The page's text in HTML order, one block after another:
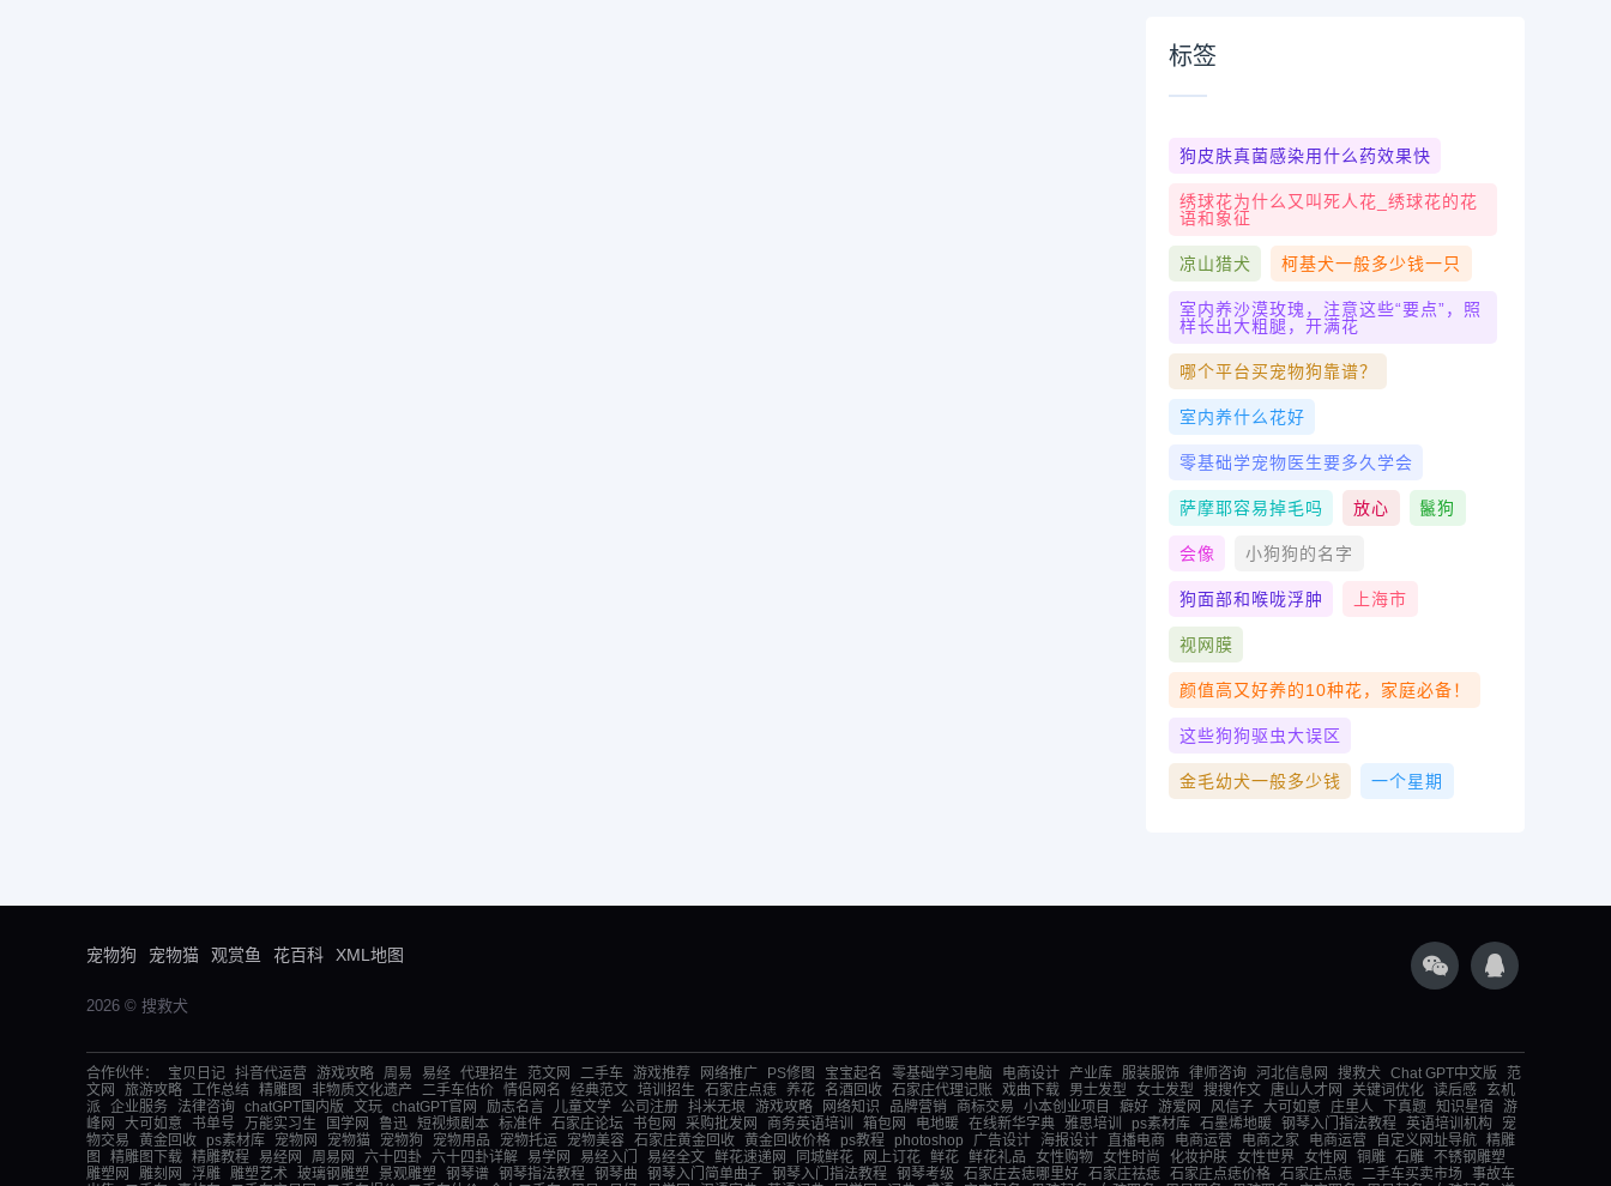
标签
狗皮肤真菌感染用什么药效果快
绣球花为什么又叫死人花_绣球花的花
语和象征
凉山猎犬 柯基犬一般多少钱一只
室内养沙漠玫瑰，注意这些“要点”，照
样长出大粗腿，开满花
哪个平台买宠物狗靠谱？
室内养什么花好
零基础学宠物医生要多久学会
萨摩耶容易掉毛吗 放心 鬣狗
会像 小狗狗的名字
狗面部和喉咙浮肿 上海市
视网膜
颜值高又好养的10种花，家庭必备！
这些狗狗驱虫大误区
金毛幼犬一般多少钱 一个星期
宠物狗 宠物猫 观赏鱼 花百科 XML地图
2026 © 搜救犬
合作伙伴： 宝贝日记 抖音代运营 游戏攻略 周易 易经 代理招生 范文网 二手车 游戏推荐 网络推广 PS修图 宝宝起名 零基础学习电脑 电商设计 产业库 服装服饰 律师咨询 河北信息网 搜救犬 Chat GPT中文版
范
文网
旅游攻略 工作总结 精雕图 非物质文化遗产 二手车估价 情侣网名 经典范文 培训招生 石家庄点痣 养花 名酒回收 石家庄代理记账 戏曲下载 男士发型 女士发型 搜搜作文 唐山人才网 关键词优化 读后感 玄机
派
企业服务 法律咨询 chatGPT国内版 文玩 chatGPT官网 励志名言 儿童文学 公司注册 抖米无垠 游戏攻略 网络知识 品牌营销 商标交易 小本创业项目 癖好 游爱网 风信子 大可如意 庄里人 下真题 知识星宿
游
峰网
大可如意 书单号 万能实习生 国学网 鲁迅 短视频剧本 标准件 石家庄论坛 书包网 采购批发网 商务英语培训 箱包网 电地暖 在线新华字典 雅思培训 ps素材库 石墨烯地暖 钢琴入门指法教程 英语培训机构
宠
物交易
黄金回收 ps素材库 宠物网 宠物猫 宠物狗 宠物用品 宠物托运 宠物美容 石家庄黄金回收 黄金回收价格 ps教程 photoshop 广告设计 海报设计 直播电商 电商运营 电商之家 电商运营 自定义网址导航 精雕
图
精雕图下载 精雕教程 易经网 周易网 六十四卦 六十四卦详解 易学网 易经入门 易经全文 鲜花速递网 同城鲜花 网上订花 鲜花 鲜花礼品 女性购物 女性时尚 化妆护肤 女性世界 女性网 铜雕 石雕
不锈钢雕塑
雕塑网
雕刻网 浮雕 雕塑艺术 玻璃钢雕塑 景观雕塑 钢琴谱 钢琴指法教程 钢琴曲 钢琴入门简单曲子 钢琴入门指法教程 钢琴考级 石家庄去痣哪里好 石家庄祛痣 石家庄点痣价格 石家庄点痣 二手车买卖市场
事故车